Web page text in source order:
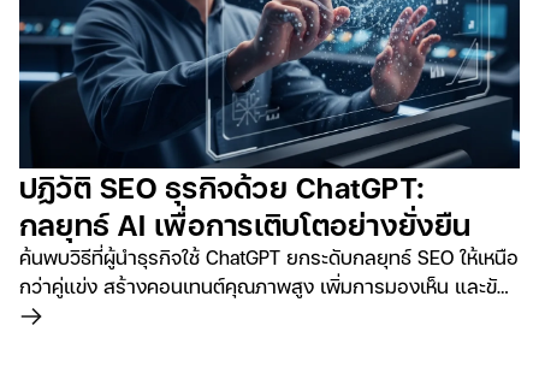
ปฏิวัติ SEO ธุรกิจด้วย ChatGPT:
กลยุทธ์ AI เพื่อการเติบโตอย่างยั่งยืน
ค้นพบวิธีที่ผู้นำธุรกิจใช้ ChatGPT ยกระดับกลยุทธ์ SEO ให้เหนือ
กว่าคู่แข่ง สร้างคอนเทนต์คุณภาพสูง เพิ่มการมองเห็น และขับ
เคลื่อนการเติบโตอย่างก้าวกระโดด พร้อมเทคนิคและตัวอย่าง
อ่านเพิ่มเติม